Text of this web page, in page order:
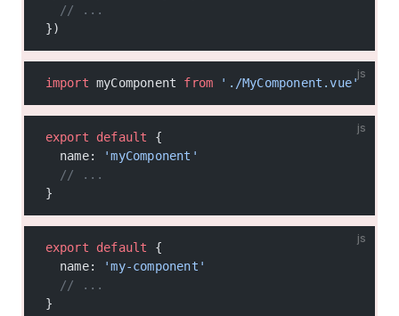
  // ...
})
js
import myComponent from './MyComponent.vue'
js
export default {
  name:
'myComponent'
  // ...
}
js
export default {
  name:
'my-component'
  // ...
}